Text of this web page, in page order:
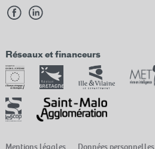
Réseaux et financeurs
Mentions légales Données personnelles